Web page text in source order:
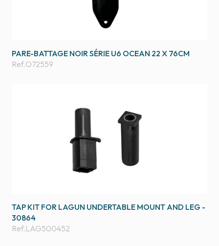
PARE-BATTAGE NOIR SÉRIE U6 OCEAN 22 X 76CM
Ref.O72559
TAP KIT FOR LAGUN UNDERTABLE MOUNT AND LEG -
30864
Ref.LAG500452